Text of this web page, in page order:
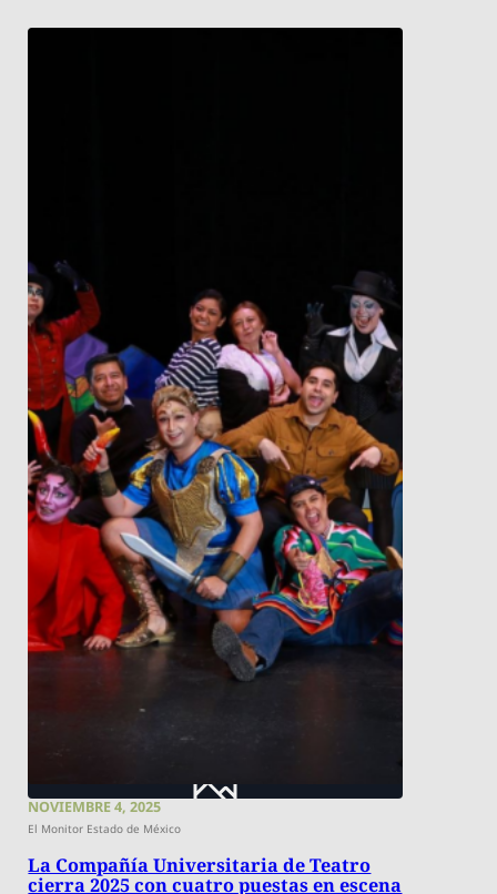
NOVIEMBRE 4, 2025
El Monitor Estado de México
La Compañía Universitaria de Teatro
cierra 2025 con cuatro puestas en escena